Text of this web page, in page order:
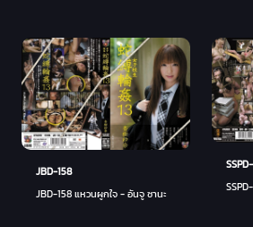
JBD-158
JBD-158 แหวนผูกใจ - อันจู ซานะ